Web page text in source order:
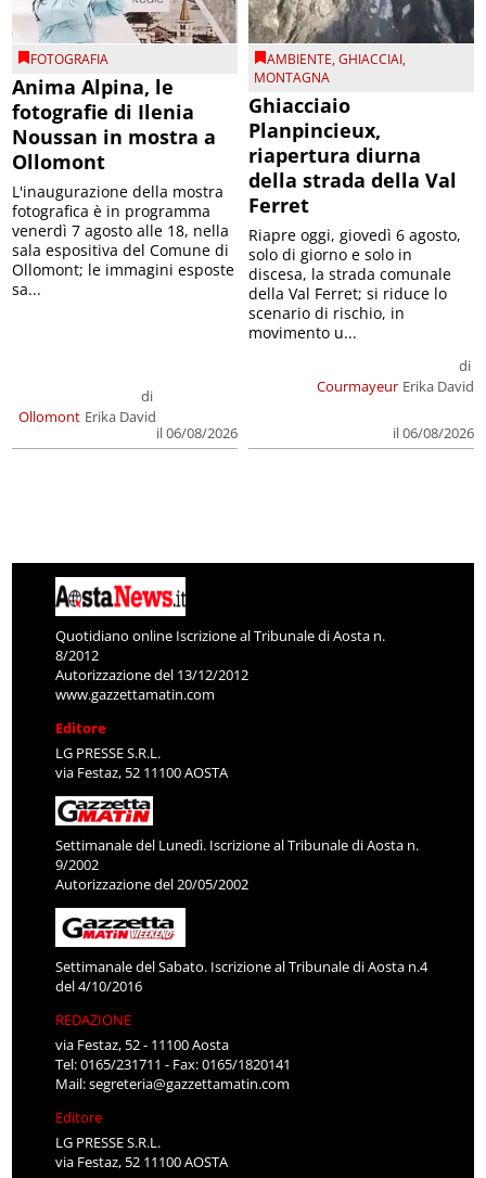
FOTOGRAFIA
Anima Alpina, le
fotografie di Ilenia
Noussan in mostra a
Ollomont
Ollomont
di
Erika David
il 06/08/2026
L'inaugurazione della mostra
fotografica è in programma
venerdì 7 agosto alle 18, nella
sala espositiva del Comune di
Ollomont; le immagini esposte
sa...
AMBIENTE,GHIACCIAI,
MONTAGNA
Ghiacciaio
Planpincieux,
riapertura diurna
della strada della Val
Ferret
Courmayeur
di
Erika David
il 06/08/2026
Riapre oggi, giovedì 6 agosto,
solo di giorno e solo in
discesa, la strada comunale
della Val Ferret; si riduce lo
scenario di rischio, in
movimento u...
Quotidiano online Iscrizione al Tribunale di Aosta n.
8/2012
Autorizzazione del 13/12/2012
www.gazzettamatin.com
Editore
LG PRESSE S.R.L.
via Festaz, 52 11100 AOSTA
Settimanale del Lunedì. Iscrizione al Tribunale di Aosta n.
9/2002
Autorizzazione del 20/05/2002
Settimanale del Sabato. Iscrizione al Tribunale di Aosta n.4
del 4/10/2016
REDAZIONE
via Festaz, 52 - 11100 Aosta
Tel: 0165/231711 - Fax: 0165/1820141
Mail:segreteria@gazzettamatin.com
Editore
LG PRESSE S.R.L.
via Festaz, 52 11100 AOSTA